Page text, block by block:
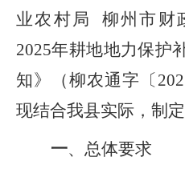
业农村局
柳州市财
2025年耕地地力保护
知 》（柳农通字 〔
现结合我县实际，制定
一、总体要求